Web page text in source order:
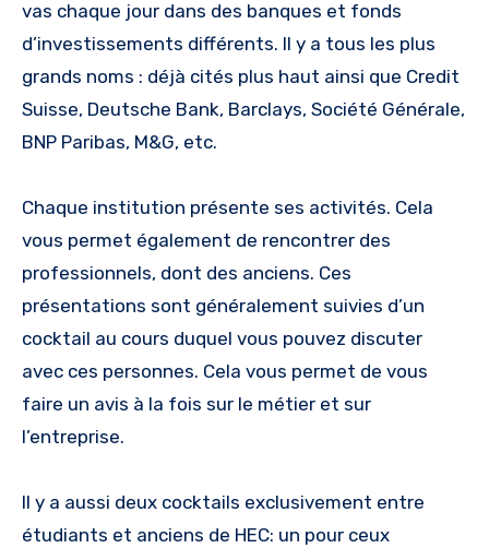
vas chaque jour dans des banques et fonds
d’investissements différents. Il y a tous les plus
grands noms : déjà cités plus haut ainsi que Credit
Suisse, Deutsche Bank, Barclays, Société Générale,
BNP Paribas, M&G, etc.
Chaque institution présente ses activités. Cela
vous permet également de rencontrer des
professionnels, dont des anciens. Ces
présentations sont généralement suivies d’un
cocktail au cours duquel vous pouvez discuter
avec ces personnes. Cela vous permet de vous
faire un avis à la fois sur le métier et sur
l’entreprise.
Il y a aussi deux cocktails exclusivement entre
étudiants et anciens de HEC: un pour ceux